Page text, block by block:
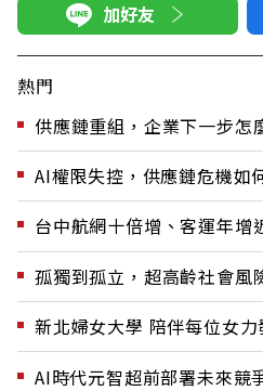
加好友
熱門
供應鏈重組，企業下一步怎
AI權限失控，供應鏈危機如
台中航網十倍增、客運年增
孤獨到孤立，超高齡社會風
新北婦女大學 陪伴每位女力
AI時代元智超前部署未來競